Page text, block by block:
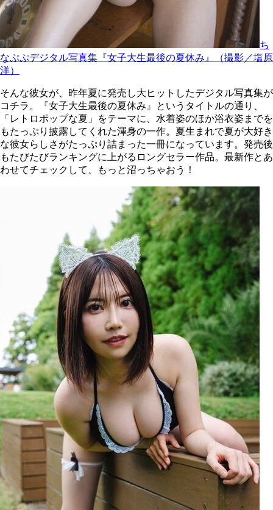
ち
なぷぷデジタル写真集『女子大生最後の夏休み』（撮影／塩原
洋）
そんな彼女が、昨年夏に発売し大ヒットしたデジタル写真集が
コチラ。『女子大生最後の夏休み』というタイトルの通り、
「レトロポップな夏」をテーマに、水着姿のほか浴衣姿までを
もたっぷり披露してくれた渾身の一作。夏生まれで夏が大好き
な彼女らしさがたっぷり詰まった一冊になっています。発売後
もたびたびランキングに上がるロングセラー作品。最新作とあ
わせてチェックして、もっと沼っちゃおう！